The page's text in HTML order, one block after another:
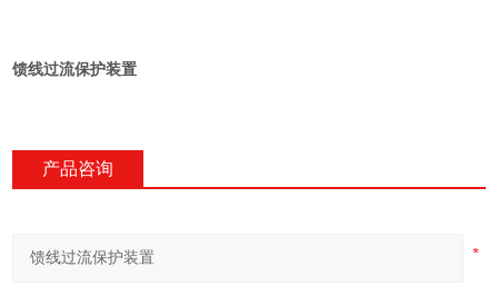
馈线过流保护装置
产品咨询